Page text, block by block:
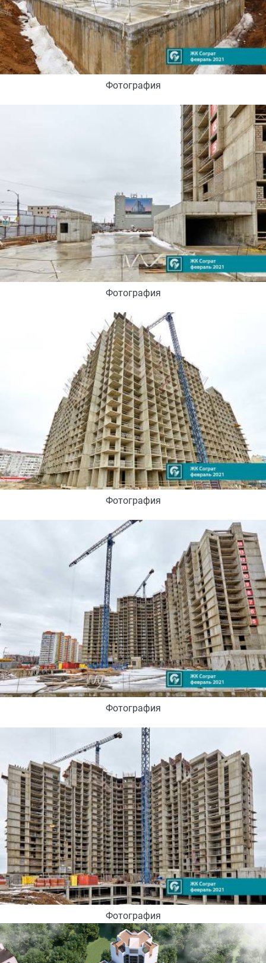
Фотография
Фотография
Фотография
Фотография
Фотография